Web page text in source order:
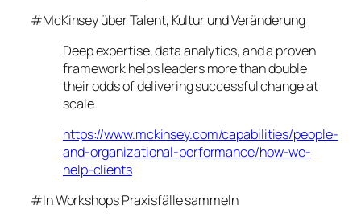
#McKinsey über Talent, Kultur und Veränderung
Deep expertise, data analytics, and a proven
framework helps leaders more than double
their odds of delivering successful change at
scale.
https://www.mckinsey.com/capabilities/people-
and-organizational-performance/how-we-
help-clients
#In Workshops Praxisfälle sammeln